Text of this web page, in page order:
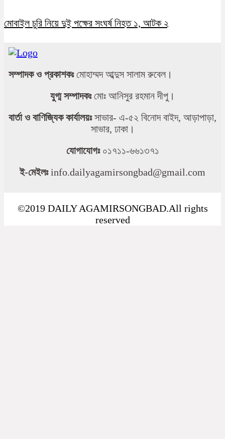
মোবাইল চুরি নিয়ে দুই পক্ষের সংঘর্ষ নিহত ১, আটক ২
সম্পাদক ও প্রকাশকঃমোহাম্মদ আব্দুস সালাম রুবেল।
যুগ্ম সম্পাদকঃমোঃ আনিসুর রহমান দীপু।
বার্তা ও বাণিজ্যিক কার্যালয়ঃসাভার- এ-৫২ বিনোদ বাইদ, আড়াপাড়া,
সাভার, ঢাকা।
যোগাযোগঃ০১৭১১-৬৬১৩৭১
ই-মেইলঃinfo.dailyagamirsongbad@gmail.com
©2019 DAILY AGAMIRSONGBAD.All rights
reserved